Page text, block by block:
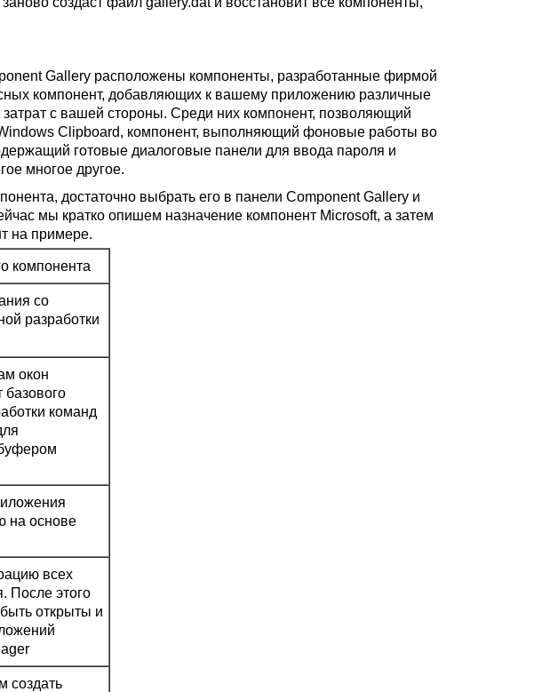
Gallery расположены компоненты, разработанные фирмой
компонент, добавляющих к вашему приложению различные
с вашей стороны. Среди них компонент, позволяющий
Clipboard, компонент, выполняющий фоновые работы во
готовые диалоговые панели для ввода пароля и
многое другое.
достаточно выбрать его в панели Component Gallery и
мы кратко опишем назначение компонент Microsoft, а затем
на примере.
компонента
со
разработки
окон
команд
на основе
всех
После этого
открыты и
создать